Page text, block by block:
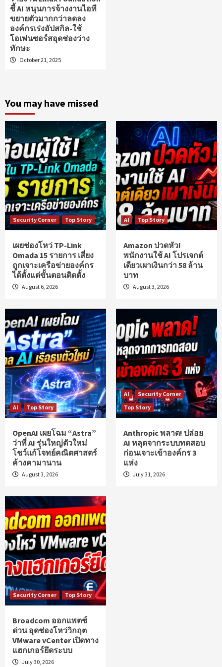
ชี้ AI หนุนการจ้างงานไอที
ขยายตัวมากกว่าลดลง
องค์กรเร่งอัปสกิล-ใช้
โอเพ่นซอร์สอุดช่องว่าง
ทักษะ
October 21, 2025
You may have missed
Security Corner Top Story
เผยช่องโหว่ TP-Link
Omada 15 รายการ เสี่ยง
ถูกเจาะเครือข่ายองค์กร
ได้ตั้งแต่ขั้นตอนติดตั้ง
August 6, 2026
AI Top Story
Amazon ปวดหัว!
พนักงานใช้ AI โปรเจกต์
เดียวเผาเงินกว่า 58 ล้าน
บาท
August 3, 2026
AI Top Story
OpenAI เผยโฉม “Astra”
ว่าที่ AI รุ่นใหญ่ตัวใหม่
โชว์แก้โจทย์คณิตศาสตร์
ค้างคามานาน
August 3, 2026
AI
Security Corner
Top Story
Anthropic พลาด! ปล่อย
AI หลุดจากระบบทดสอบ
ก่อนเจาะเข้าองค์กร 3
แห่ง
July 31, 2026
Security Corner Top Story
Broadcom ออกแพตช์
ด่วน อุดช่องโหว่วิกฤต
VMware vCenter เปิดทาง
แฮกเกอร์ยึดระบบ
July 30, 2026